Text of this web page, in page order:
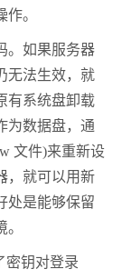
。
如果服务器
无法生效，就
有系统盘卸载
为数据盘，通
文件)来重新设
，就可以用新
处是能够保留
钥对登录